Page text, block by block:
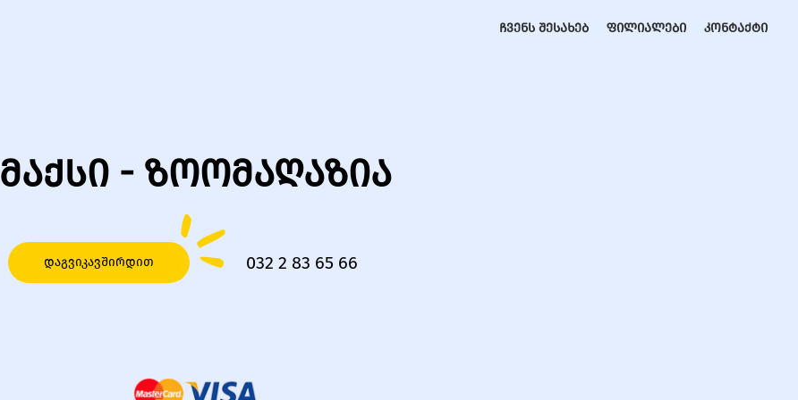
ჩვენს შესახებ ფილიალები კონტაქტი
მაქსი - ზოომაღაზია
დაგვიკავშირდით 032 2 83 65 66